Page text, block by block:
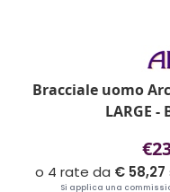
Bracciale uomo
LARGE